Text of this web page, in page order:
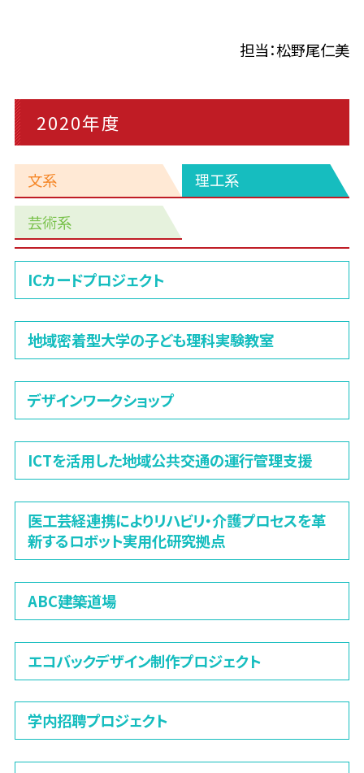
担当：松野尾仁美
2020年度
文系
理工系
芸術系
系
ICカードプロジェクト
地域密着型大学の子ども理科実験教室
デザインワークショップ
ICTを活用した地域公共交通の運行管理支援
医工芸経連携によりリハビリ・介護プロセスを革
新するロボット実用化研究拠点
ABC建築道場
エコバックデザイン制作プロジェクト
学内招聘プロジェクト